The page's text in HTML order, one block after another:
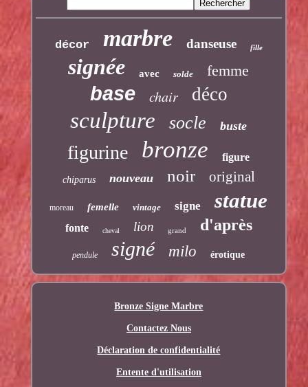
décor marbre danseuse fille
signée avec solde femme
base chair déco
sculpture socle buste
figurine bronze figure
chiparus nouveau noir original
moreau femelle vintage signe statue
fonte cheval lion grand d'après
pendule signé milo érotique
Bronze Signe Marbre
Contactez Nous
Déclaration de confidentialité
Entente d'utilisation